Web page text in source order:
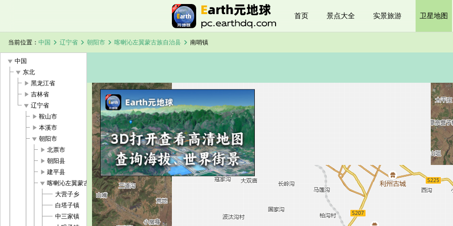
首页 景点大全 实景旅游 卫星地图
当前位置： 中国 chevron_right 辽宁省 chevron_right 朝阳市 chevron_right 喀喇沁左翼蒙古族自治县 chevron_right 南哨镇
play_arrow 中国
play_arrow 东北
play_arrow 黑龙江省
play_arrow 吉林省
play_arrow 辽宁省
play_arrow 鞍山市
play_arrow 本溪市
play_arrow 朝阳市
play_arrow 北票市
play_arrow 朝阳县
play_arrow 建平县
play_arrow 喀喇沁左翼蒙古族自治县
大营子乡
白塔子镇
中三家镇
南哨镇卫星地图加载中，请稍候...